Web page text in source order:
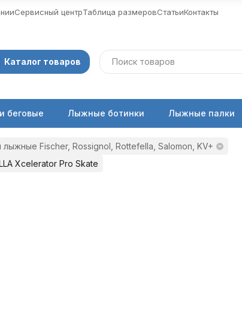
Сервисный центрТаблица размеровСтатьиКонтакты
Каталог товаров
беговые Лыжные ботинки Лыжные палки
лыжные Fischer, Rossignol, Rottefella, Salomon, KV+
Xcelerator Pro Skate